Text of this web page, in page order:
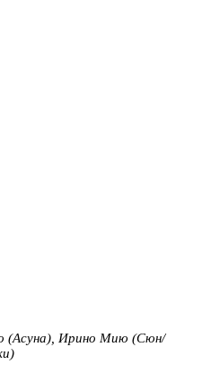
(Асуна), Ирино Мию (Сюн/